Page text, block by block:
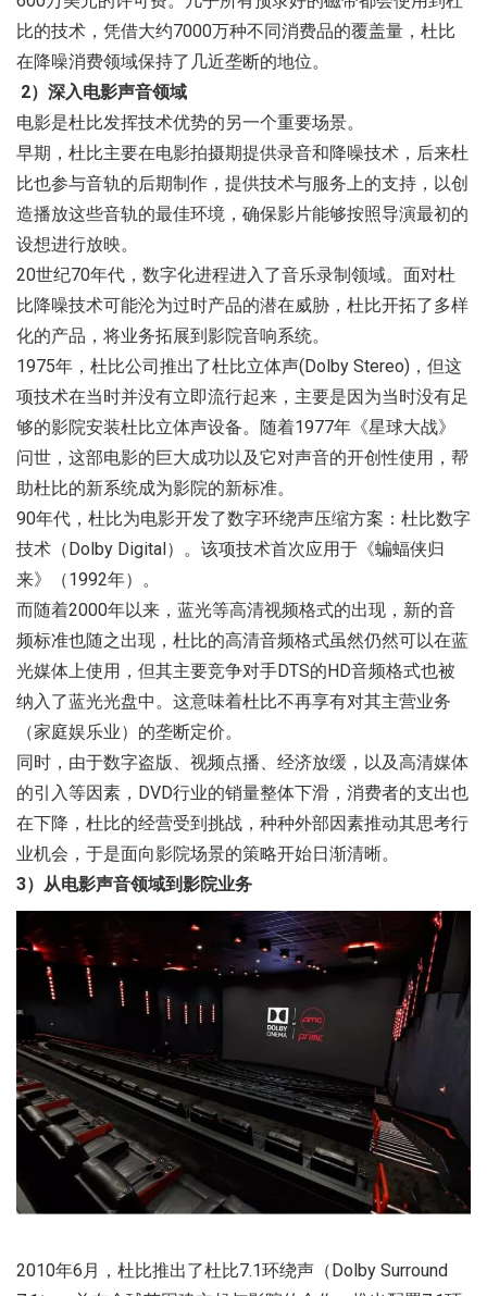
比的技术，凭借大约7000万种不同消费品的覆盖量，杜比
在降噪消费领域保持了几近垄断的地位。
2）深入电影声音领域
电影是杜比发挥技术优势的另一个重要场景。
早期，杜比主要在电影拍摄期提供录音和降噪技术，后来杜
比也参与音轨的后期制作，提供技术与服务上的支持，以创
造播放这些音轨的最佳环境，确保影片能够按照导演最初的
设想进行放映。
20世纪70年代，数字化进程进入了音乐录制领域。面对杜
比降噪技术可能沦为过时产品的潜在威胁，杜比开拓了多样
化的产品，将业务拓展到影院音响系统。
1975年，杜比公司推出了杜比立体声(Dolby Stereo)，但这
项技术在当时并没有立即流行起来，主要是因为当时没有足
够的影院安装杜比立体声设备。随着1977年《星球大战》
问世，这部电影的巨大成功以及它对声音的开创性使用，帮
助杜比的新系统成为影院的新标准。
90年代，杜比为电影开发了数字环绕声压缩方案：杜比数字
技术（Dolby Digital）。该项技术首次应用于《蝙蝠侠归
来》（1992年）。
而随着2000年以来，蓝光等高清视频格式的出现，新的音
频标准也随之出现，杜比的高清音频格式虽然仍然可以在蓝
光媒体上使用，但其主要竞争对手DTS的HD音频格式也被
纳入了蓝光光盘中。这意味着杜比不再享有对其主营业务
（家庭娱乐业）的垄断定价。
同时，由于数字盗版、视频点播、经济放缓，以及高清媒体
的引入等因素，DVD行业的销量整体下滑，消费者的支出也
在下降，杜比的经营受到挑战，种种外部因素推动其思考行
业机会，于是面向影院场景的策略开始日渐清晰。
3）从电影声音领域到影院业务
2010年6月，杜比推出了杜比7.1环绕声（Dolby Surround